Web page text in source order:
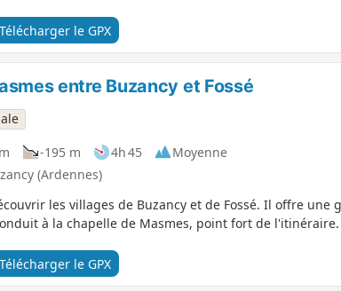
Télécharger le GPX
entre Buzancy et Fossé
-195 m 4h 45
Moyenne
(Ardennes)
les villages de Buzancy et de Fossé. Il offre une
à la chapelle de Masmes, point fort de l'itinéraire.
Télécharger le GPX